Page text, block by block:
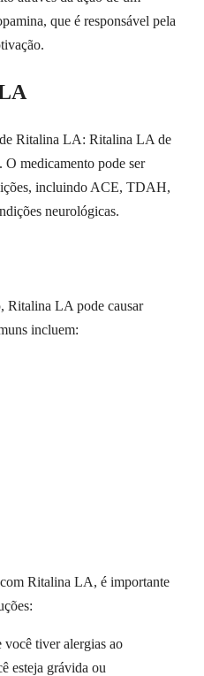
que é responsável pela
Ritalina LA: Ritalina LA de
medicamento pode ser
incluindo ACE, TDAH,
neurológicas.
Ritalina LA pode causar
incluem:
Ritalina LA, é importante
tiver alergias ao
esteja grávida ou